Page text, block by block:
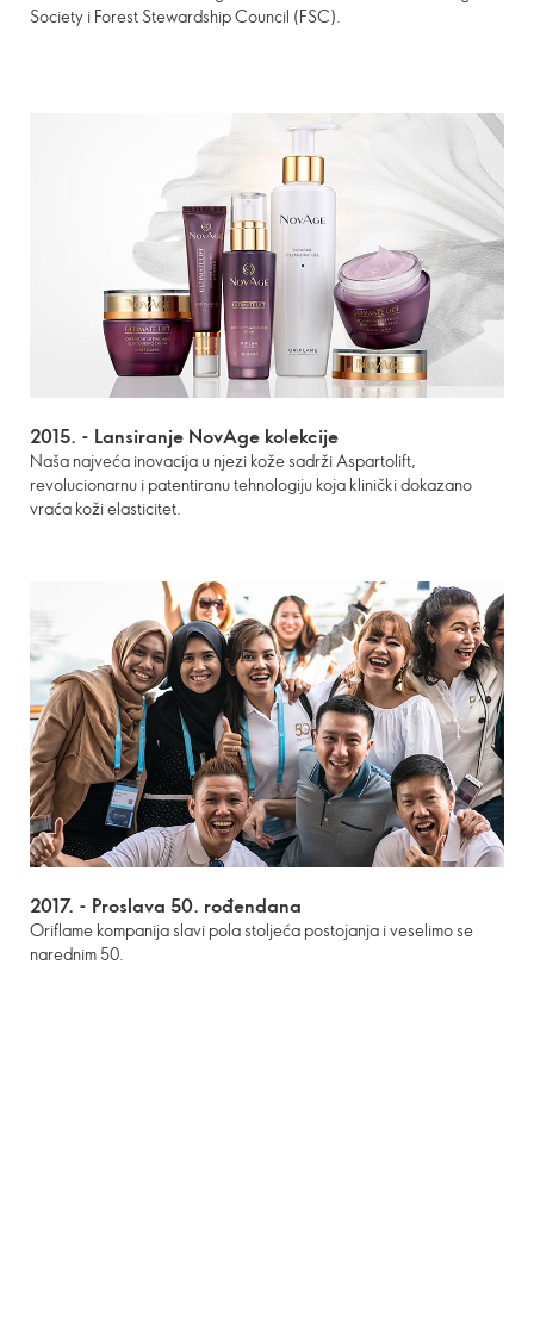
Society i Forest Stewardship Council (FSC).
2015. - Lansiranje NovAge kolekcije
Naša najveća inovacija u njezi kože sadrži Aspartolift,
revolucionarnu i patentiranu tehnologiju koja klinički dokazano
vraća koži elasticitet.
2017. - Proslava 50. rođendana
Oriflame kompanija slavi pola stoljeća postojanja i veselimo se
narednim 50.